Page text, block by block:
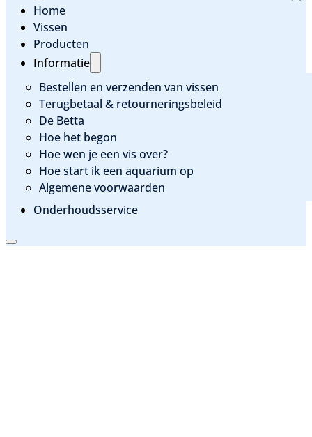
Home
Vissen
Producten
Informatie
Bestellen en verzenden van vissen
Terugbetaal & retourneringsbeleid
De Betta
Hoe het begon
Hoe wen je een vis over?
Hoe start ik een aquarium op
Algemene voorwaarden
Onderhoudsservice